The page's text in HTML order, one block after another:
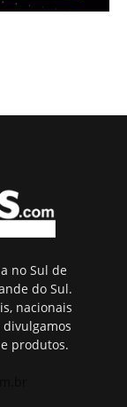
no Sul de
do Sul.
nacionais
divulgamos
produtos.